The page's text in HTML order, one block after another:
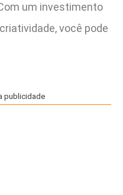
um investimento
você pode
publicidade